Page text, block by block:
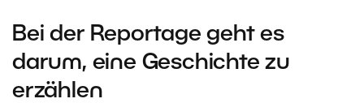
Bei der Reportage geht es
darum, eine Geschichte zu
erzählen